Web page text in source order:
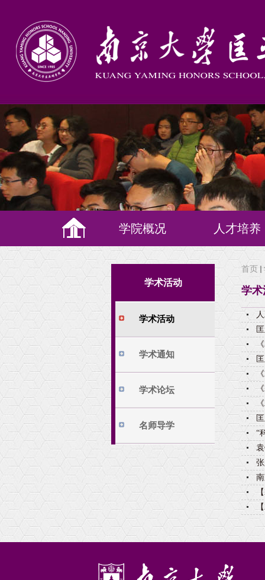
学院概况
培养理念
机构设置
人才培养
教学体系
培养方案
本科生科研
本科生科研训练
学术活动
学术活动
学术通知
学术论坛
名师导学
首页
学术
“